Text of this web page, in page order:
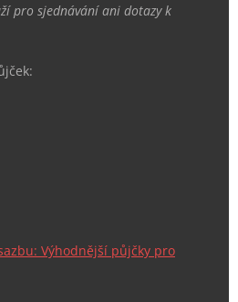
pro sjednávání ani dotazy k
Výhodnější půjčky pro